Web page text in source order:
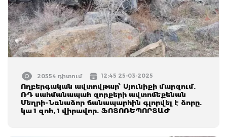
20554 դիտում 12:45 25-03-2025
Ողբերգական ավտովթար՝ Սյունիքի մարզում.
ՌԴ սահմանապահ զորքերի ավտոմեքենան
Մեղրի-Նռնաձոր ճանապարհին գլորվել է ձորը.
կա 1 զոհ, 1 վիրավոր. ՖՈՏՈՌԵՊՈՐՏԱԺ